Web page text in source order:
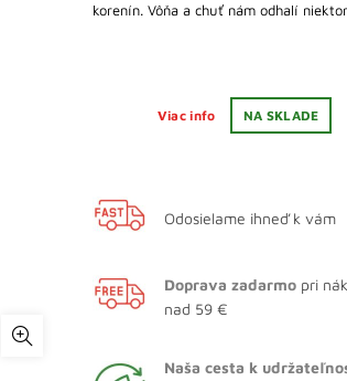
korenín. Vôňa a chuť nám odhalí
Viac info NA SKLADE
Odosielame ihneď k vám
Doprava zadarmo pri
nad 59 €
Naša cesta k